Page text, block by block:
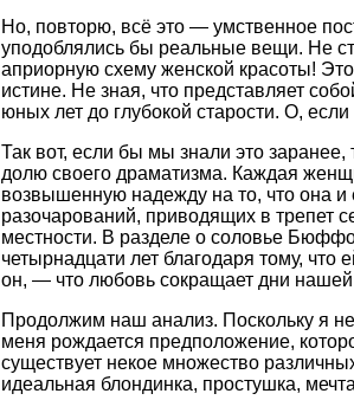
Но, повторю, всё это — умственное
уподоблялись бы реальные вещи. Не
априорную схему женской красоты!
истине. Не зная, что представляет
юных лет до глубокой старости. О,
Так вот, если бы мы знали это
долю своего драматизма. Каждая
возвышенную надежду на то, что она и
разочарований, приводящих в трепет
местности. В разделе о соловье
четырнадцати лет благодаря тому,
он, — что любовь сокращает дни нашей
Продолжим наш анализ. Поскольку я
меня рождается предположение,
существует некое множество
идеальная блондинка, простушка,